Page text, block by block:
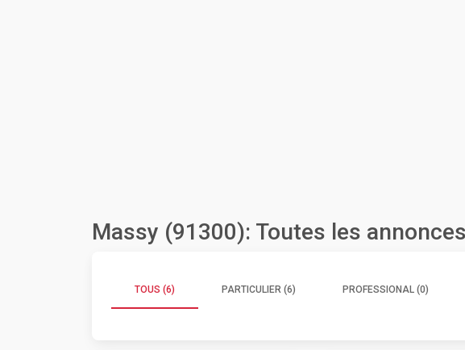
Massy (91300): Toutes les annonces
TOUS (6) PARTICULIER (6) PROFESSIONAL (0)